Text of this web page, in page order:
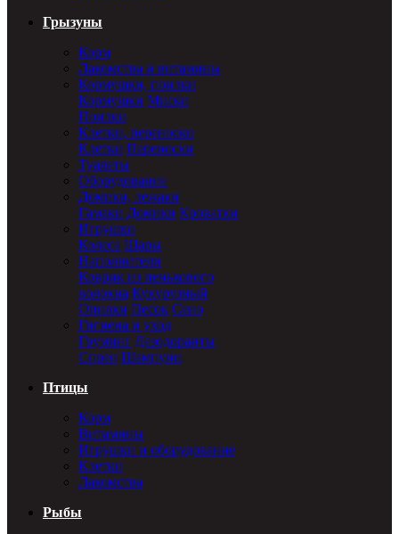
Грызуны
Корм
Лакомства и витамины
Кормушки, поилки
Кормушки Миски
Поилки
Клетки, переноски
Клетки Переноски
Туалеты
Оборудование
Домики, лежаки
Гамаки Домики Кроватки
Игрушки
Колеса Шары
Наполнители
Коврик из пенькового
волокна Кукурузный
Опилки Песок Сено
Гигиена и уход
Груминг Дезодоранты
Спреи Шампуни
Птицы
Корм
Витамины
Игрушки и оборудование
Клетки
Лакомства
Рыбы